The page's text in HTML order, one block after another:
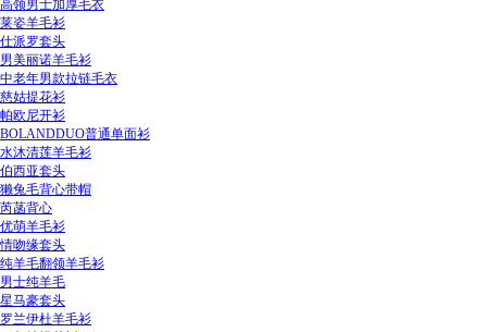
高领男士加厚毛衣
莱姿羊毛衫
仕派罗套头
男美丽诺羊毛衫
中老年男款拉链毛衣
慈姑提花衫
帕欧尼开衫
BOLANDDUO普通单面衫
水沐清莲羊毛衫
伯西亚套头
獭兔毛背心带帽
芮菡背心
优萌羊毛衫
情吻缘套头
纯羊毛翻领羊毛衫
男士纯羊毛
星马豪套头
罗兰伊杜羊毛衫